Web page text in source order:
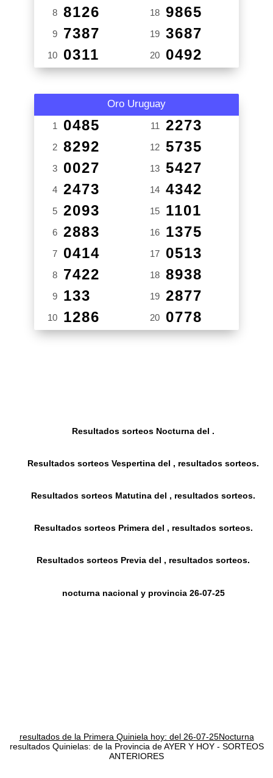
8 8126
9 7387
10 0311
18 9865
19 3687
20 0492
Oro Uruguay
1 0485
2 8292
3 0027
4 2473
5 2093
6 2883
7 0414
8 7422
9 133
10 1286
11 2273
12 5735
13 5427
14 4342
15 1101
16 1375
17 0513
18 8938
19 2877
20 0778
Resultados sorteos Nocturna del .
Resultados sorteos Vespertina del , resultados sorteos.
Resultados sorteos Matutina del , resultados sorteos.
Resultados sorteos Primera del , resultados sorteos.
Resultados sorteos Previa del , resultados sorteos.
nocturna nacional y provincia 26-07-25
resultados de la Primera Quiniela hoy: del 26-07-25Nocturna
resultados Quinielas: de la Provincia de AYER Y HOY - SORTEOS
ANTERIORES